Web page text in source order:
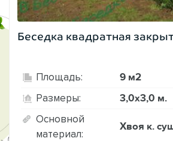
Беседка квадратная
Площадь: 9 м2
Размеры: 3,0х3,0 м.
Основной
материал:
Хвоя к.